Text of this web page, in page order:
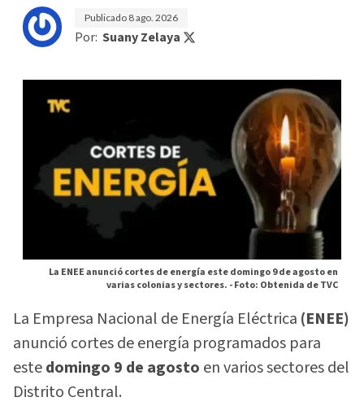
Publicado 8 ago. 2026
Por: Suany Zelaya
La ENEE anunció cortes de energía este domingo 9 de agosto en
varias colonias y sectores. -Foto: Obtenida de TVC
La Empresa Nacional de Energía Eléctrica (ENEE)
anunció cortes de energía programados para
estedomingo 9 de agosto en varios sectores del
Distrito Central.